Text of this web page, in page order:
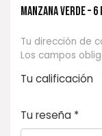
Manzana Verde – 6
Tu dirección de
Los campos
Tu calificación
Tu reseña *